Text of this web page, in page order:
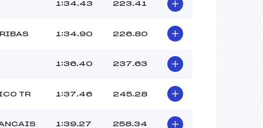
1:34.43 223.41
1:34.90 226.80
1:36.40 237.63
TR 1:37.46 245.28
1:39.27 258.34